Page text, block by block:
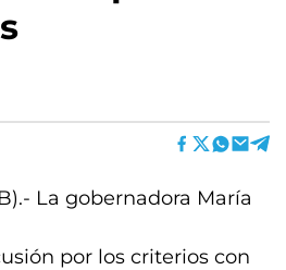
La gobernadora María
por los criterios con